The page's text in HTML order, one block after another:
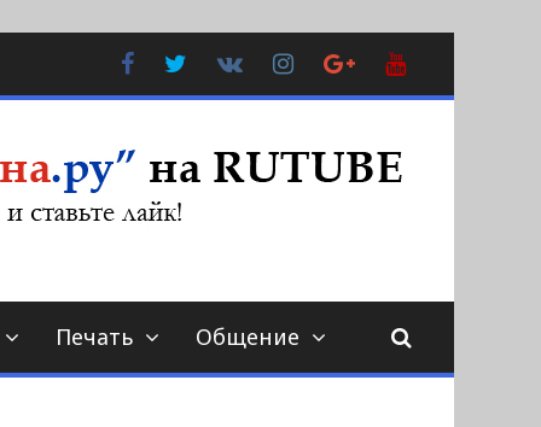
FacebookTwitter
Контакте
Instagram
Google
Plus
Печать Общение